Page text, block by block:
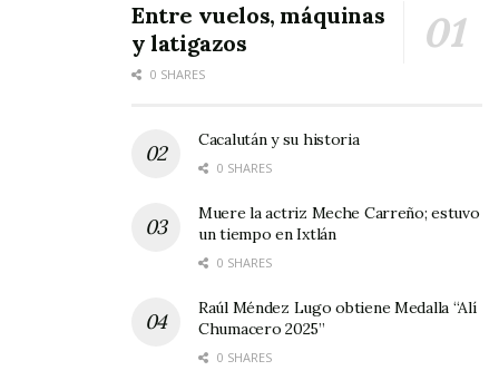
Entre vuelos, máquinas
y latigazos
0 SHARES
Cacalután y su historia
0 SHARES
Muere la actriz Meche Carreño; estuvo
un tiempo en Ixtlán
0 SHARES
Raúl Méndez Lugo obtiene Medalla “Alí
Chumacero 2025”
0 SHARES